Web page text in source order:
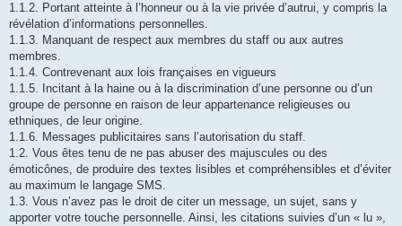
1.1.2. Portant atteinte à l’honneur ou à la vie privée d’autrui, y compris la
révélation d’informations personnelles.
1.1.3. Manquant de respect aux membres du staff ou aux autres
membres.
1.1.4. Contrevenant aux lois françaises en vigueurs
1.1.5. Incitant à la haine ou à la discrimination d’une personne ou d’un
groupe de personne en raison de leur appartenance religieuses ou
ethniques, de leur origine.
1.1.6. Messages publicitaires sans l’autorisation du staff.
1.2. Vous êtes tenu de ne pas abuser des majuscules ou des
émoticônes, de produire des textes lisibles et compréhensibles et d’éviter
au maximum le langage SMS.
1.3. Vous n’avez pas le droit de citer un message, un sujet, sans y
apporter votre touche personnelle. Ainsi, les citations suivies d’un « lu »,